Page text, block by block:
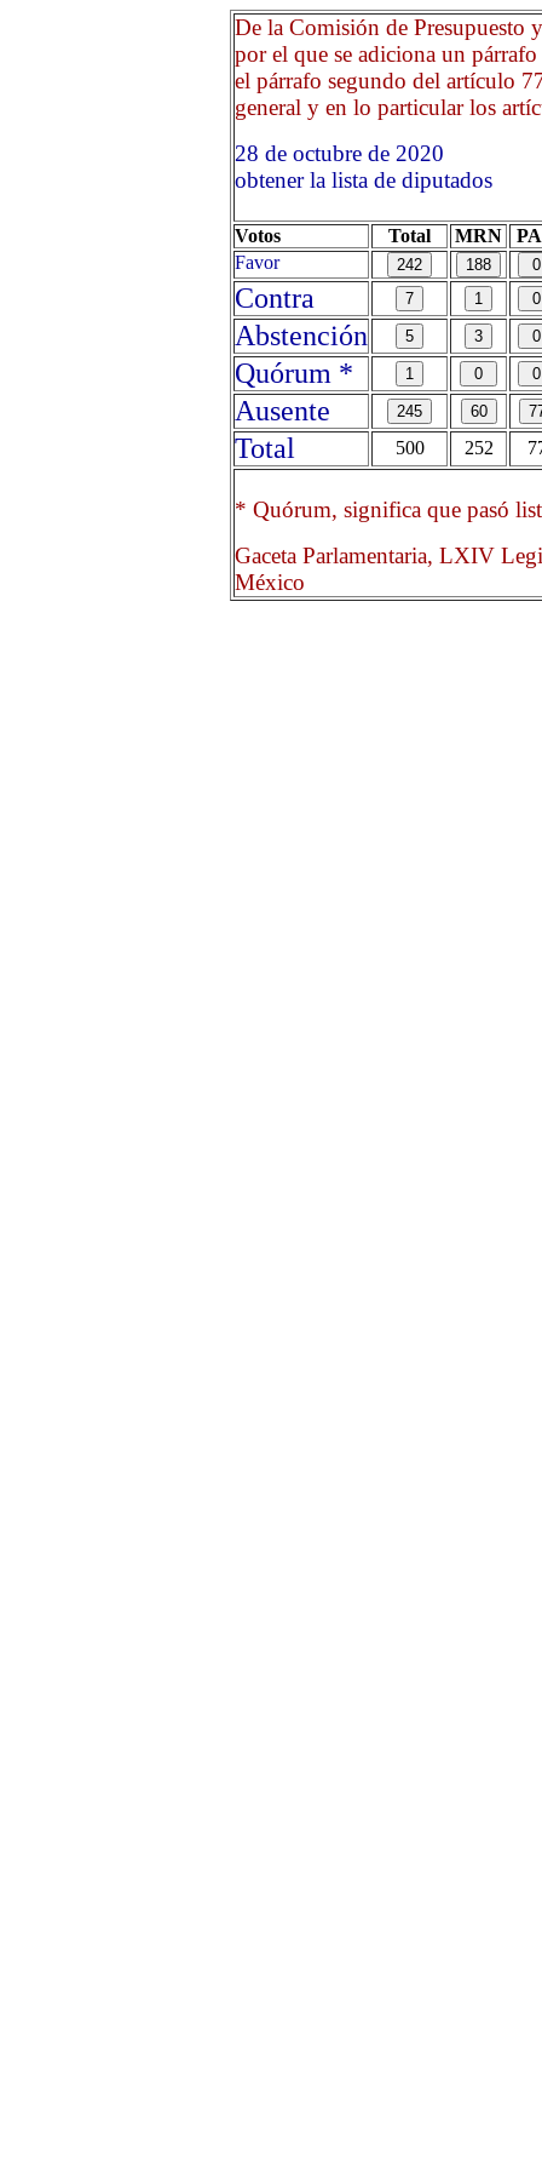
De la Comisión de Presupuesto
por el que se adiciona un
el párrafo segundo del artículo
general y en lo particular los
28 de octubre de 2020
obtener la lista de diputados
Votos Total MRN
Favor
Contra
Abstención
Quórum *
Ausente
Total
500 252
* Quórum, significa que pasó
Gaceta Parlamentaria, LXIV
México